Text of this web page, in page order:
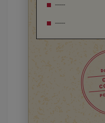
-----
-----